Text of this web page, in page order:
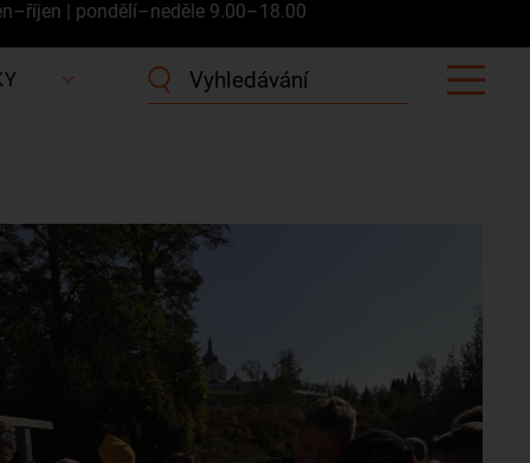
| pondělí–neděle 9.00–18.00